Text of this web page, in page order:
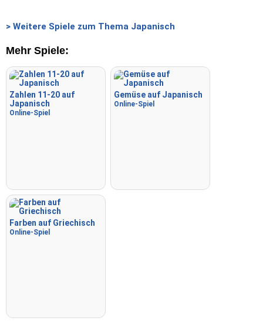
> Weitere Spiele zum Thema Japanisch
Mehr Spiele:
Zahlen 11-20 auf
Japanisch
Online-Spiel
Gemüse auf Japanisch
Online-Spiel
Farben auf Griechisch
Online-Spiel